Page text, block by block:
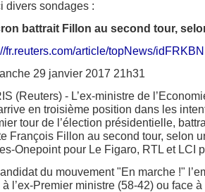
divers sondages :
battrait Fillon au second tour,
fr.reuters.com/article/topNews/
29 janvier 2017 21h31
(Reuters) - L’ex-ministre de
en troisième position dans les
tour de l’élection présidentielle,
François Fillon au second tour, selon
Onepoint pour Le Figaro, RTL et LCI
du mouvement "En marche !"
à l’ex-Premier ministre (58-42) ou face